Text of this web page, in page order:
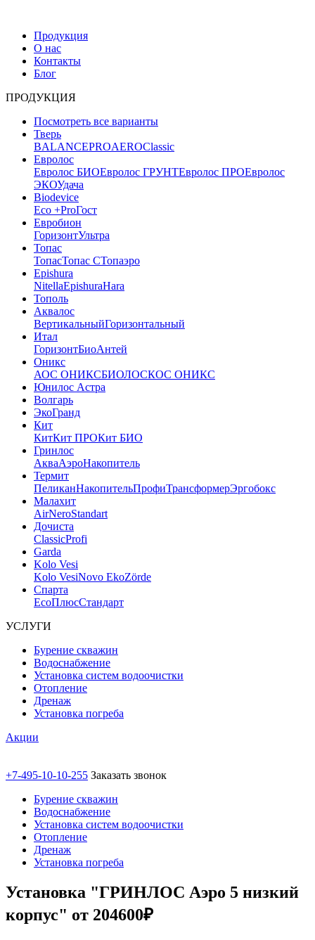
Продукция
О нас
Контакты
Блог
ПРОДУКЦИЯ
Посмотреть все варианты
Тверь
BALANCEPROAEROClassic
Евролос
Евролос БИОЕвролос ГРУНТЕвролос ПРОЕвролос
ЭКОУдача
Biodevice
Eco +ProГост
Евробион
ГоризонтУльтра
Топас
ТопасТопас СТопаэро
Epishura
NitellaEpishuraHara
Тополь
Аквалос
ВертикальныйГоризонтальный
Итал
ГоризонтБиоАнтей
Оникс
АОС ОНИКСБИОЛОСКОС ОНИКС
Юнилос Астра
Волгарь
ЭкоГранд
Кит
КитКит ПРОКит БИО
Гринлос
АкваАэроНакопитель
Термит
ПеликанНакопительПрофиТрансформерЭргобокс
Малахит
AirNeroStandart
Дочиста
ClassicProfi
Garda
Kolo Vesi
Kolo VesiNovo EkoZörde
Спарта
EcoПлюсСтандарт
УСЛУГИ
Бурение скважин
Водоснабжение
Установка систем водоочистки
Отопление
Дренаж
Установка погреба
Акции
+7-495-10-10-255 Заказать звонок
Бурение скважин
Водоснабжение
Установка систем водоочистки
Отопление
Дренаж
Установка погреба
Установка "ГРИНЛОС Аэро 5 низкий
корпус" от 204600₽